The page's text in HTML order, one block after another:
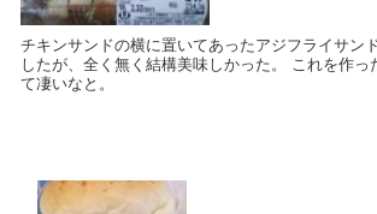
チキンサンドの横に置いてあったアジフライサン
したが、全く無く結構美味しかった。 これを作っ
て凄いなと。